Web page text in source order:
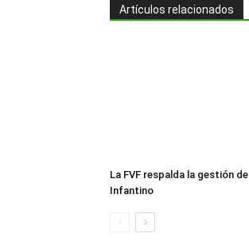
Artículos relacionados
La FVF respalda la gestión de
Infantino